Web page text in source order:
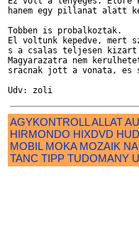
hanem egy pillanat alatt
Tobben is probalkoztak.
El voltunk kepedve, mert
s a csalas teljesen
Magyarazatra nem
sracnak jott a vonata, es
AGYKONTROLLALLAT
HIRMONDO HIXDVD
MOBIL MOKA MOZAIK
TANC TIPP TUDOMANY